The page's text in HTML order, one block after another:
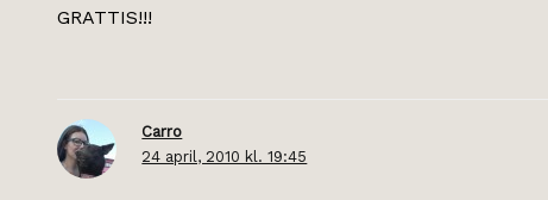
GRATTIS!!!
Carro
24 april, 2010 kl. 19:45